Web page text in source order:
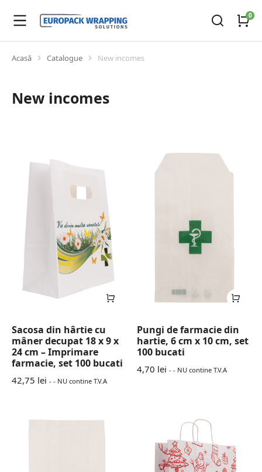
You are here:
Acasă Catalogue New incomes
New incomes
Sacosa din hârtie cu
mâner decupat 18 x 9 x
24 cm – Imprimare
farmacie, set 100 bucati
42,75 lei - - NU contine T.V.A
Pungi de farmacie din
hartie, 6 cm x 10 cm, set
100 bucati
4,70 lei - - NU contine T.V.A